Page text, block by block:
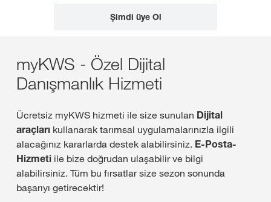
Şimdi üye Ol
myKWS - Özel Dijital
Danışmanlık Hizmeti
Ücretsiz myKWS hizmeti ile size sunulan Dijital
araçları kullanarak tarımsal uygulamalarınızla ilgili
alacağınız kararlarda destek alabilirsiniz. E-Posta-
Hizmeti ile bize doğrudan ulaşabilir ve bilgi
alabilirsiniz. Tüm bu fırsatlar size sezon sonunda
başarıyı getirecektir!